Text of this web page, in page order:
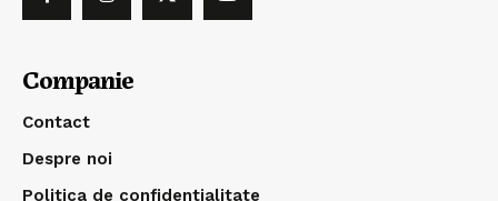
Companie
Contact
Despre noi
Politica de confidentialitate